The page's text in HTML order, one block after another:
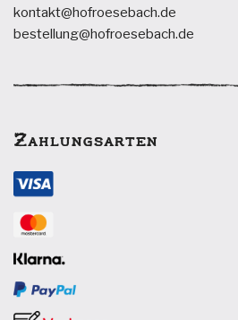
kontakt@hofroesebach.de
bestellung@hofroesebach.de
Zahlungsarten